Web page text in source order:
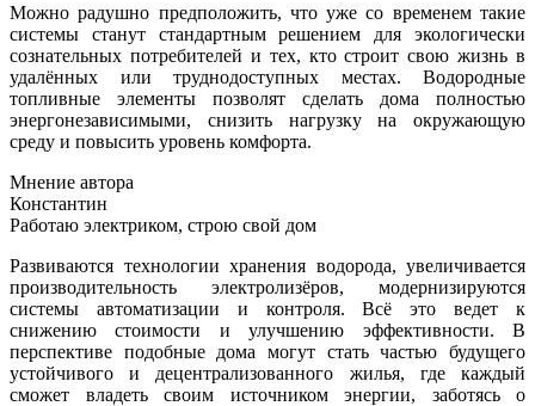
Можно радушно предположить, что уже со временем такие
системы станут стандартным решением для экологически
сознательных потребителей и тех, кто строит свою жизнь в
удалённых или труднодоступных местах. Водородные
топливные элементы позволят сделать дома полностью
энергонезависимыми, снизить нагрузку на окружающую
среду и повысить уровень комфорта.
Мнение автора
Константин
Работаю электриком, строю свой дом
Развиваются технологии хранения водорода, увеличивается
производительность электролизёров, модернизируются
системы автоматизации и контроля. Всё это ведет к
снижению стоимости и улучшению эффективности. В
перспективе подобные дома могут стать частью будущего
устойчивого и децентрализованного жилья, где каждый
сможет владеть своим источником энергии, заботясь о